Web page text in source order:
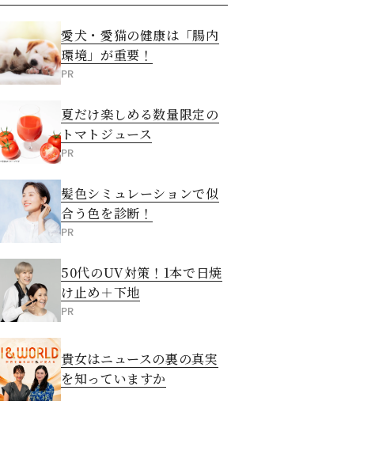
愛犬・愛猫の健康は「腸内
環境」が重要！
PR
夏だけ楽しめる数量限定の
トマトジュース
PR
髪色シミュレーションで似
合う色を診断！
PR
50代のUV対策！1本で日焼
け止め＋下地
PR
貴女はニュースの裏の真実
を知っていますか